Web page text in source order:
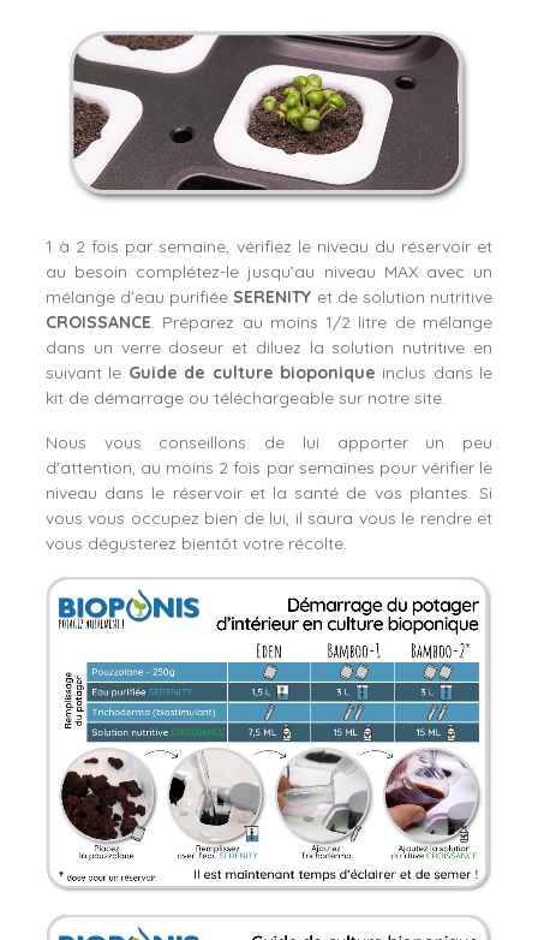
1 à 2 fois par semaine, vérifiez le niveau du réservoir et
au besoin complétez-le jusqu’au niveau MAX avec un
mélange d’eau purifiée SERENITY et de solution nutritive
CROISSANCE. Préparez au moins 1/2 litre de mélange
dans un verre doseur et diluez la solution nutritive en
suivant le Guide de culture bioponique inclus dans le
kit de démarrage ou téléchargeable sur notre site.
Nous vous conseillons de lui apporter un peu
d'attention, au moins 2 fois par semaines pour vérifier le
niveau dans le réservoir et la santé de vos plantes. Si
vous vous occupez bien de lui, il saura vous le rendre et
vous dégusterez bientôt votre récolte.